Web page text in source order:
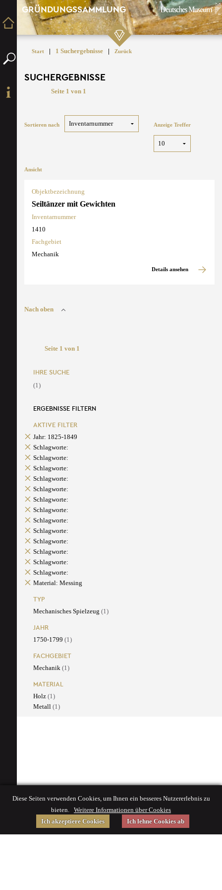
GRÜNDUNGSSAMMLUNG
Start | 1 Suchergebnisse | Zurück
SUCHERGEBNISSE
Seite 1 von 1
Sortieren nach Anzeige Treffer
Ansicht
Objektbezeichnung
Seiltänzer mit Gewichten
Inventarnummer
1410
Fachgebiet
Mechanik
Details ansehen
Nach oben
Seite 1 von 1
IHRE SUCHE
(1)
ERGEBNISSE FILTERN
AKTIVE FILTER
Jahr: 1825-1849
Schlagworte:
Schlagworte:
Schlagworte:
Schlagworte:
Schlagworte:
Schlagworte:
Schlagworte:
Schlagworte:
Schlagworte:
Schlagworte:
Schlagworte:
Schlagworte:
Schlagworte:
Material: Messing
TYP
Mechanisches Spielzeug (1)
JAHR
1750-1799 (1)
FACHGEBIET
Mechanik (1)
MATERIAL
Holz (1)
Metall (1)
Diese Seiten verwenden Cookies, um Ihnen ein besseres Nutzererlebnis zu
bieten. Weitere Informationen über Cookies
Ich akzeptiere Cookies
Ich lehne Cookies ab